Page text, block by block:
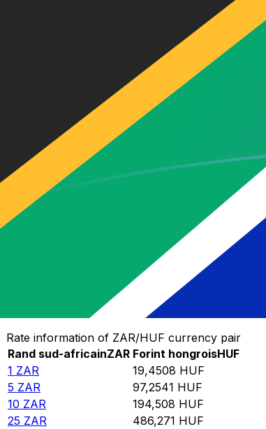
Le taux de change de HUF vers
Convertir Forint hongrois en Rand sud-africain
Rate information of HUF/ZAR currency pair
Forint hongroisHUF Rand sud-africain
0,0514117
HUF
ZAR
25
1,28529
HUF
100
ZAR
257,059
514,117
Convertir Rand sud-africain en Forint hongrois
Rate information of ZAR/HUF currency pair
Rand sud-africainZAR Forint hongroisHUF
1 ZAR 19,4508 HUF
5 ZAR 97,2541 HUF
10 ZAR 194,508 HUF
25 ZAR 486,271 HUF